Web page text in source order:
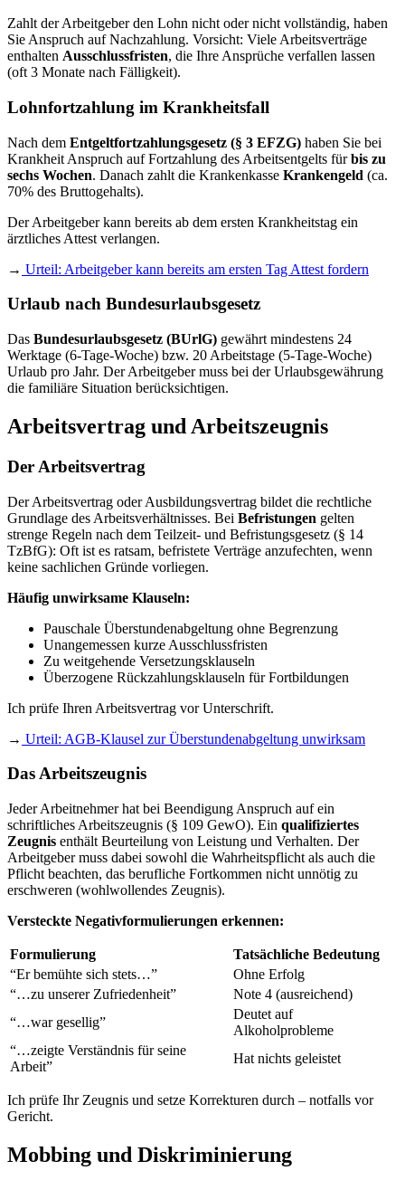
Zahlt der Arbeitgeber den Lohn nicht oder nicht vollständig, haben
Sie Anspruch auf Nachzahlung. Vorsicht: Viele Arbeitsverträge
enthalten Ausschlussfristen, die Ihre Ansprüche verfallen lassen
(oft 3 Monate nach Fälligkeit).
Lohnfortzahlung im Krankheitsfall
Nach dem Entgeltfortzahlungsgesetz (§ 3 EFZG) haben Sie bei
Krankheit Anspruch auf Fortzahlung des Arbeitsentgelts fürbis zu
sechs Wochen. Danach zahlt die Krankenkasse Krankengeld (ca.
70% des Bruttogehalts).
Der Arbeitgeber kann bereits ab dem ersten Krankheitstag ein
ärztliches Attest verlangen.
→ Urteil: Arbeitgeber kann bereits am ersten Tag Attest fordern
Urlaub nach Bundesurlaubsgesetz
Das Bundesurlaubsgesetz (BUrlG) gewährt mindestens 24
Werktage (6-Tage-Woche) bzw. 20 Arbeitstage (5-Tage-Woche)
Urlaub pro Jahr. Der Arbeitgeber muss bei der Urlaubsgewährung
die familiäre Situation berücksichtigen.
Arbeitsvertrag und Arbeitszeugnis
Der Arbeitsvertrag
Der Arbeitsvertrag oder Ausbildungsvertrag bildet die rechtliche
Grundlage des Arbeitsverhältnisses. Bei Befristungen gelten
strenge Regeln nach dem Teilzeit- und Befristungsgesetz (§ 14
TzBfG): Oft ist es ratsam, befristete Verträge anzufechten, wenn
keine sachlichen Gründe vorliegen.
Häufig unwirksame Klauseln:
Pauschale Überstundenabgeltung ohne Begrenzung
Unangemessen kurze Ausschlussfristen
Zu weitgehende Versetzungsklauseln
Überzogene Rückzahlungsklauseln für Fortbildungen
Ich prüfe Ihren Arbeitsvertrag vor Unterschrift.
→ Urteil: AGB-Klausel zur Überstundenabgeltung unwirksam
Das Arbeitszeugnis
Jeder Arbeitnehmer hat bei Beendigung Anspruch auf ein
schriftliches Arbeitszeugnis (§ 109 GewO). Ein qualifiziertes
Zeugnis enthält Beurteilung von Leistung und Verhalten. Der
Arbeitgeber muss dabei sowohl die Wahrheitspflicht als auch die
Pflicht beachten, das berufliche Fortkommen nicht unnötig zu
erschweren (wohlwollendes Zeugnis).
Versteckte Negativformulierungen erkennen:
Formulierung
Tatsächliche Bedeutung
“Er bemühte sich stets…”
Ohne Erfolg
“…zu unserer Zufriedenheit”
Note 4 (ausreichend)
“…war gesellig”
Deutet auf
Alkoholprobleme
“…zeigte Verständnis für seine
Arbeit”
Hat nichts geleistet
Ich prüfe Ihr Zeugnis und setze Korrekturen durch – notfalls vor
Gericht.
Mobbing und Diskriminierung